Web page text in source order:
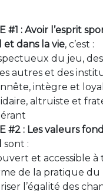
#1 : Avoir l’esprit
et dans la vie, c’est :
du jeu, des
autres et des
intègre et loyal
altruiste et
#2 : Les valeurs
sont :
et accessible
de la pratique du
l’égalité des